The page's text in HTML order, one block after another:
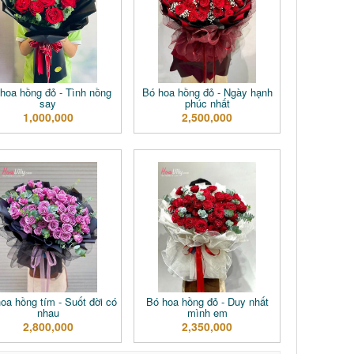
hồng đỏ - Tình nồng
say
1,000,000
Bó hoa hồng đỏ - Ngày hạnh
phúc nhất
2,500,000
hồng tím - Suốt đời có
nhau
2,800,000
Bó hoa hồng đỏ - Duy nhất
mình em
2,350,000